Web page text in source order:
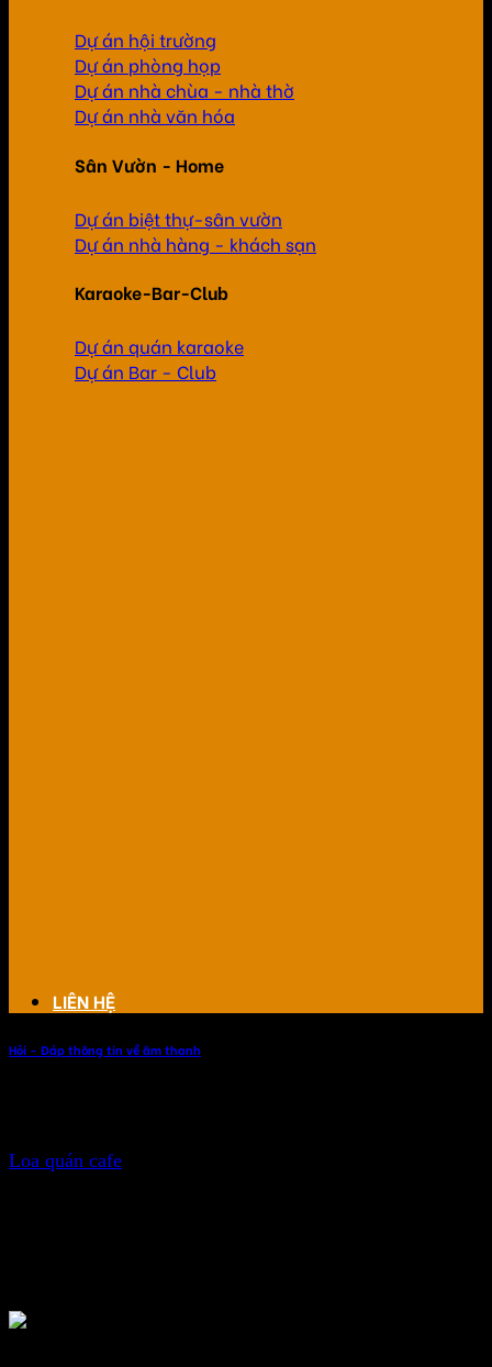
Dự án hội trường
Dự án phòng họp
Dự án nhà chùa - nhà thờ
Dự án nhà văn hóa
Sân Vườn - Home
Dự án biệt thự-sân vườn
Dự án nhà hàng - khách sạn
Karaoke-Bar-Club
Dự án quán karaoke
Dự án Bar - Club
LIÊN HỆ
Hỏi - Đáp thông tin về âm thanh
Loa quán cafe